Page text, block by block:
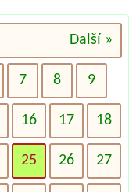
Další »
7 8 9
16 17 18
25 26 27